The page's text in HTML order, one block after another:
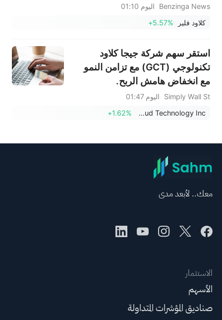
Benzinga News
اليوم 01:10
كلاود فلير
+5.57%
استقر سهم شركة جيجا كلاود
تكنولوجي (GCT) مع تزامن النمو
مع انخفاض هامش الربح.
Simply Wall St
اليوم 01:47
GigaCloud Technology Inc
+1.62%
معك.. لأبعد مدى
الاستثمار
الأسهم
صناديق المؤشرات المتداولة